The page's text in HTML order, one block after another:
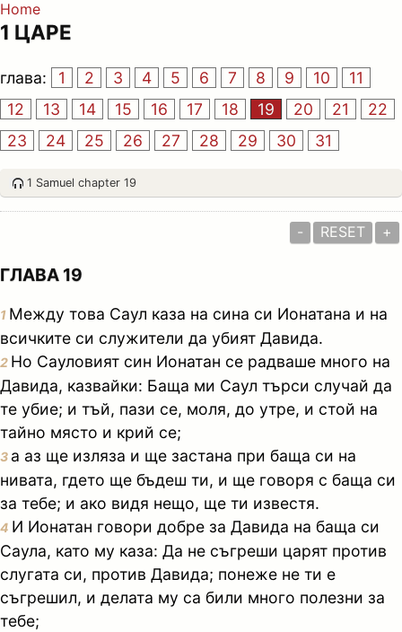
Home
1 ЦАРЕ
глава: 1 2 3 4 5 6 7 8 9 10
11
12
13 14 15 16 17 18 19 20 21
22
23
24 25 26 27 28 29 30 31
1 Samuel chapter 19
- RESET +
ГЛАВА 19
1 Между това Саул каза на сина си Ионатана и на
всичките си служители да убият Давида.
2 Но Сауловият син Ионатан се радваше много на
Давида, казвайки: Баща ми Саул търси случай да
те убие; и тъй, пази се, моля, до утре, и стой на
тайно място и крий се;
3 а аз ще изляза и ще застана при баща си на
нивата, гдето ще бъдеш ти, и ще говоря с баща си
за тебе; и ако видя нещо, ще ти известя.
4 И Ионатан говори добре за Давида на баща си
Саула, като му каза: Да не съгреши царят против
слугата си, против Давида; понеже не ти е
съгрешил, и делата му са били много полезни за
тебе;